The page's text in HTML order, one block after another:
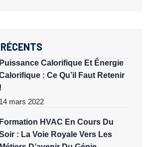
Puissance Calorifique Et Énergie
: Ce Qu’il Faut Retenir
!
14 mars 2022
Formation HVAC En Cours Du
: La Voie Royale Vers Les